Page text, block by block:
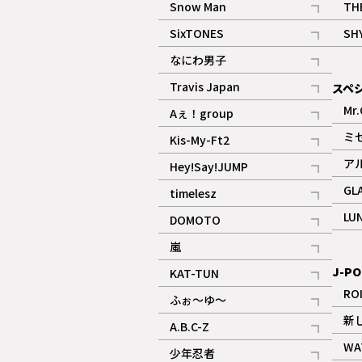
Snow Man
記事
ギャラリー
SixTONES
記事
ギャラリー
なにわ男子
記事
Travis Japan
記事
Aぇ！group
記事
Kis-My-Ft2
記事
ギャラリー
Hey!Say!JUMP
記事
timelesz
記事
DOMOTO
記事
嵐
記事
KAT-TUN
記事
ふぉ～ゆ～
記事
A.B.C-Z
記事
少年忍者
スペ
ミ
ア
J-
新